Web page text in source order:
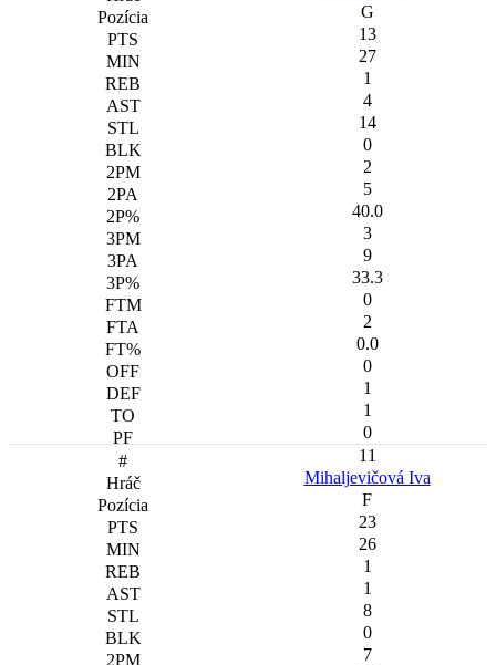
G
13
27
1
4
14
0
2
5
40.0
3
9
33.3
0
2
0.0
0
1
1
0
11
Mihaljevičová Iva
F
23
26
1
1
8
0
7